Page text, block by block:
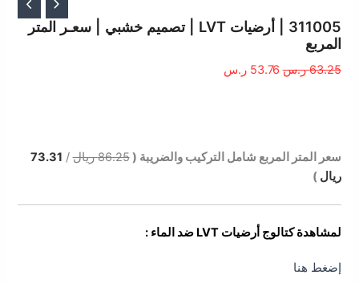
311005 | أرضيات LVT | تصميم خشبي | سعـر المتر
المربع
63.25 ر.س
الأصلي
63.25 ر.س.
53.76 ر.س
الحالي
سعر المتر المربع شامل التركيب والضريبة (86.25 ريال /
73.31
ريال )
لمشاهدة كتالوج أرضيات LVT ضد الماء :
إضغط هنا